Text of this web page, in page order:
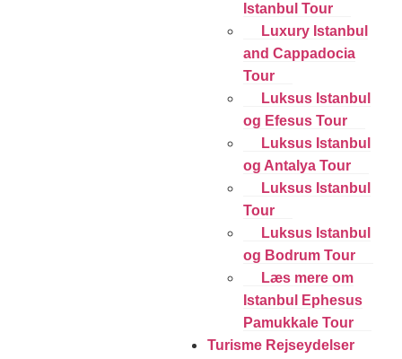
Istanbul Tour
Luxury Istanbul
and Cappadocia
Tour
Luksus Istanbul
og Efesus Tour
Luksus Istanbul
og Antalya Tour
Luksus Istanbul
Tour
Luksus Istanbul
og Bodrum Tour
Læs mere om
Istanbul Ephesus
Pamukkale Tour
Turisme Rejseydelser